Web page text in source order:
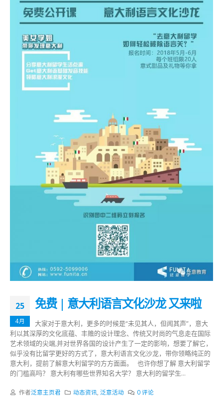
25
4月
免费 | 意大利语言文化沙龙 又来啦
大家对于意大利，更多的时候是“未见其人，但闻其声”，意大
利以其深厚的文化底蕴、丰赡的设计理念、传统又时尚的气息走在国际
艺术领域的尖端,并对世界各国的设计产生了一定的影响，想要了解它，
似乎没有比留学更好的方式了，意大利语言文化沙龙，带你领略纯正的
意大利，提前了解意大利留学的方方面面。 也许你想了解 意大利留学
的门槛高吗？ 意大利有哪些世界知名大学？ 意大利的留学生...
作者泛意主页君 动态资讯,泛意活动 0 评论